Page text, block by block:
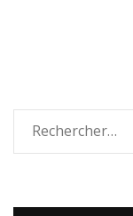
Rechercher :